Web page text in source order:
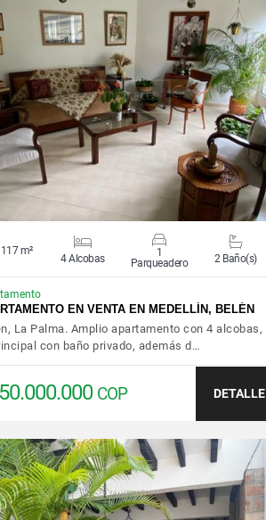
VER DETALLES
117 m²
4 Alcobas
1
Parqueadero
2 Baño(s)
EN VENTA EN MEDELLÍN, BELÉN
La Palma. Amplio apartamento con 4 alcobas,
con baño privado, además d…
COP DETALLE